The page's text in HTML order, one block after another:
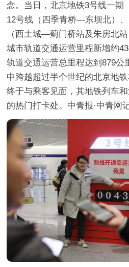
念。当日，北京地铁3号线一期
12号线（四季青桥—东坝北）
（西土城—蓟门桥站及朱房北
城市轨道交通运营里程新增约
轨道交通运营总里程达到879公
中跨越超过半个世纪的北京地
终于与乘客见面，其地铁列车
的热门打卡处。中青报·中青网